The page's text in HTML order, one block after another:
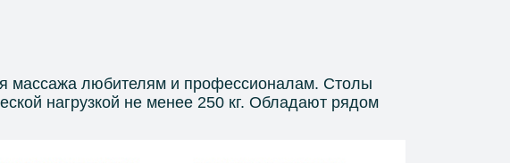
массажа любителям и профессионалам. Столы
нагрузкой не менее 250 кг. Обладают рядом